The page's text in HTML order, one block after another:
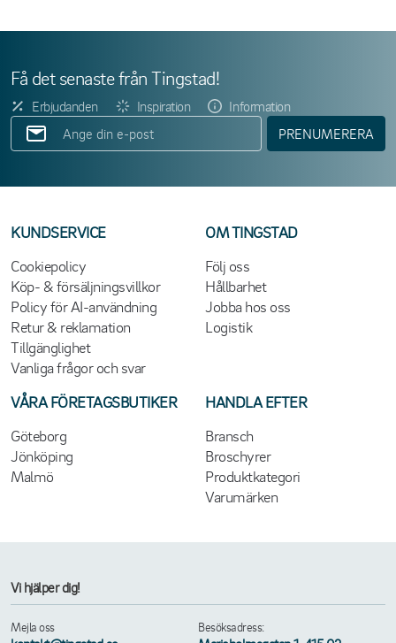
Få det senaste från Tingstad!
Erbjudanden Inspiration
Information
PRENUMERERA
KUNDSERVICE
Cookiepolicy
Köp- & försäljningsvillkor
Policy för AI-användning
Retur & reklamation
Tillgänglighet
Vanliga frågor och svar
OM TINGSTAD
Följ oss
Hållbarhet
Jobba hos oss
Logistik
VÅRA FÖRETAGSBUTIKER
Göteborg
Jönköping
Malmö
HANDLA EFTER
Bransch
Broschyrer
Produktkategori
Varumärken
Vi hjälper dig!
Mejla oss Besöksadress: